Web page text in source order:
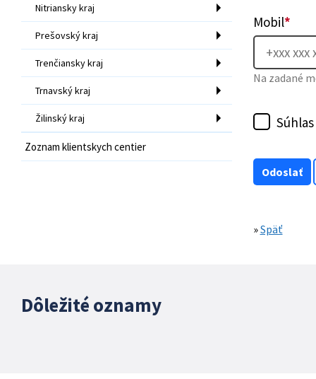
Nitriansky kraj
Prešovský kraj
Trenčiansky kraj
Trnavský kraj
Žilinský kraj
Zoznam klientskych centier
Mobil*
Na zadané
»Späť
Dôležité oznamy